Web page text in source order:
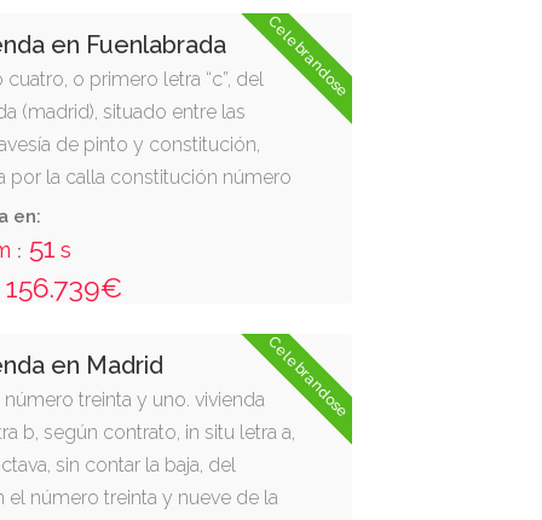
de baño. tiene una superficie
elementos comunes de
frente, con vestíbulo de planta
con escaleras de acceso a
letra c de su misma planta y
la c/ palomares; a la derecha
la c/ palomares, con
portal al que pertenece, y con
misma planta y portal; a la
con finca de don isidro toribio.
el cuarto trastero nº 7
1 del edificio, con una
5,60 m² y linda al frente con
trasteros; a la dcha entrando,
6; a la izquierda entrando, con
Celebrandose
en Fuenlabrada
o primero letra “c”, del
(madrid), situado entre las
de pinto y constitución,
por la calla constitución número
en:
: 50s
156.739€
Celebrandose
en Madrid
treinta y uno. vivienda
b, según contrato, in situ letra a,
sin contar la baja, del
el número treinta y nueve de la